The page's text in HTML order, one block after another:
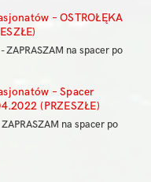
– OSTROŁĘKA
ZAPRASZAM na spacer po
– Spacer
(PRZESZŁE)
na spacer po